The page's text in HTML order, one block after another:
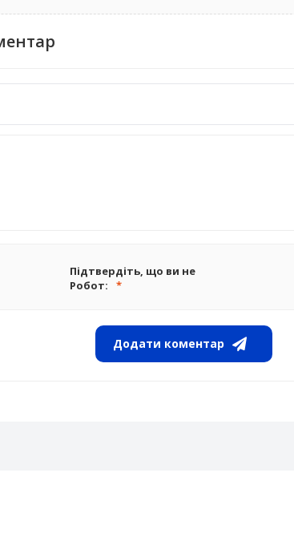
Підтвердіть, що ви не
Робот:
Додати коментар